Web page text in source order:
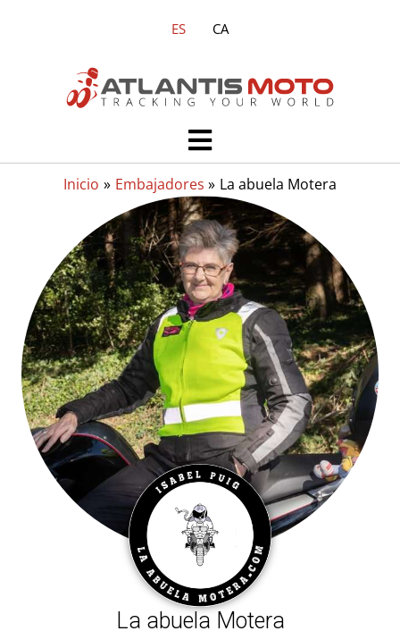
ES CA
Main
Menu
Inicio Embajadores La abuela Motera
La abuela Motera